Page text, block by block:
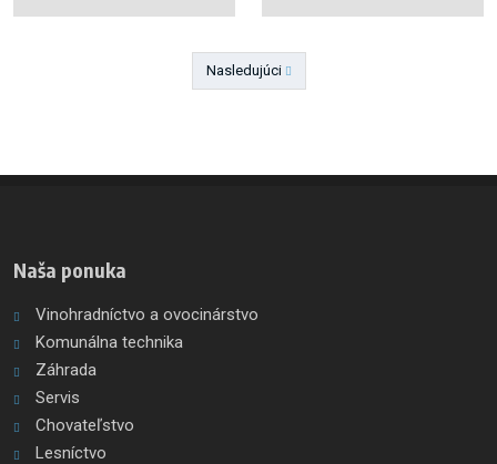
Predchádzajúci
Nasledujúci
Naša ponuka
Vinohradníctvo a ovocinárstvo
Komunálna technika
Záhrada
Servis
Chovateľstvo
Lesníctvo